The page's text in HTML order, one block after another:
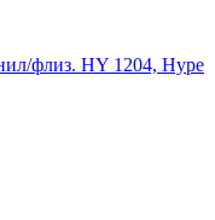
флиз. HY 1204, Hype